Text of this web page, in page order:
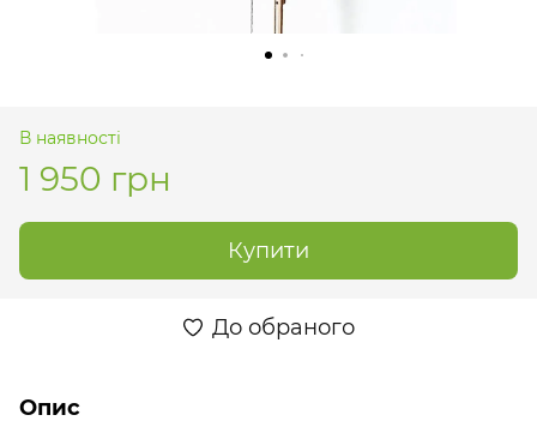
В наявності
1 950 грн
Купити
До обраного
Опис